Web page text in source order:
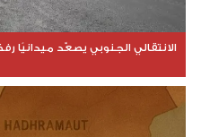
الانتقالي الجنوبي يصعّد